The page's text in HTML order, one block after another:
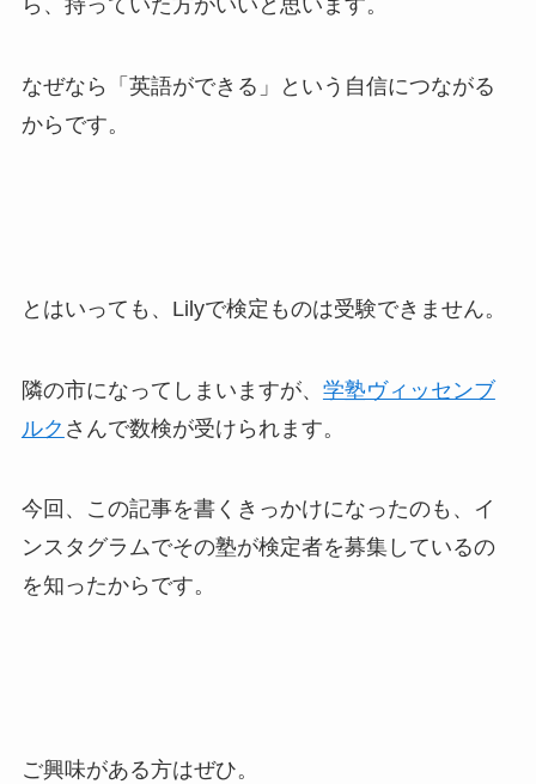
ら、持っていた方がいいと思います。
なぜなら「英語ができる」という自信につながる
からです。
とはいっても、Lilyで検定ものは受験できません。
隣の市になってしまいますが、 学塾ヴィッセンブ
ルク さんで数検が受けられます。
今回、この記事を書くきっかけになったのも、イ
ンスタグラムでその塾が検定者を募集しているの
を知ったからです。
ご興味がある方はぜひ。